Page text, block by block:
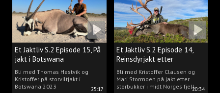
25:17
Et Jaktliv S.2 Episode 15, På
jakt i Botswana
Bli med Thomas Hestvik og
Kristoffer på storviltjakt i
Botswana 2023
20:34
Et Jaktliv S.2 Episode 14,
Reinsdyrjakt etter
storbukker.
Bli med Kristoffer Clausen og
Mari Stormoen på jakt etter
storbukker i midt Norges fjell.